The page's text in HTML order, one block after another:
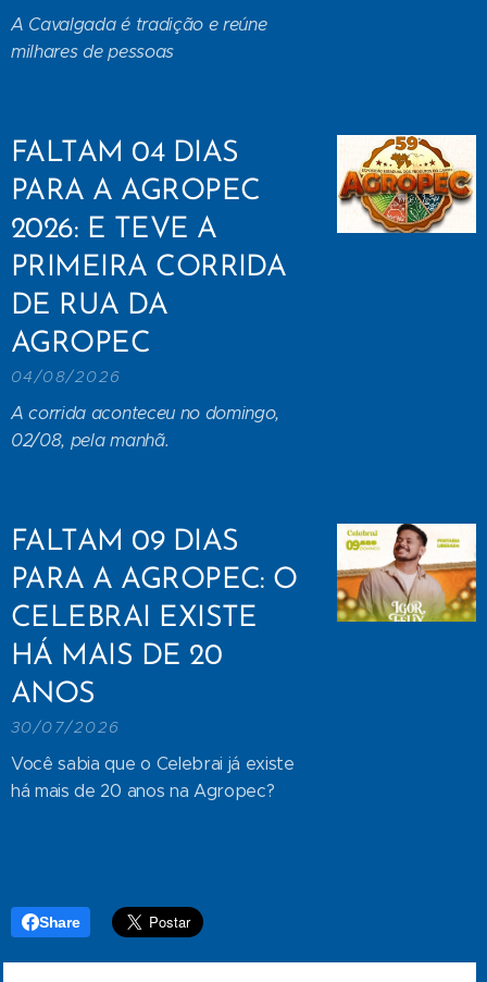
A Cavalgada é tradição e reúne
milhares de pessoas
FALTAM 04 DIAS
PARA A AGROPEC
2026: E TEVE A
PRIMEIRA CORRIDA
DE RUA DA
AGROPEC
04/08/2026
A corrida aconteceu no domingo,
02/08, pela manhã.
FALTAM 09 DIAS
PARA A AGROPEC: O
CELEBRAI EXISTE
HÁ MAIS DE 20
ANOS
30/07/2026
Você sabia que o Celebrai já existe
há mais de 20 anos na Agropec?
Share